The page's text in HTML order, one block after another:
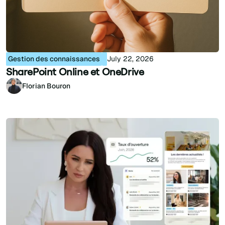
Gestion des connaissances July 22, 2026
SharePoint Online et OneDrive
Florian Bouron